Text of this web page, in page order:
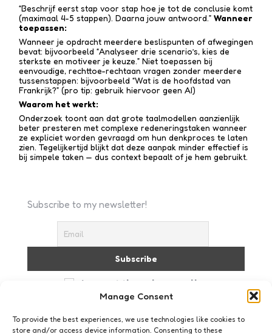
Manage Consent
To provide the best experiences, we use technologies like cookies to
store and/or access device information. Consenting to these
“Beschrijf eerst stap voor stap hoe je tot de conclusie komt
(maximaal 4-5 stappen). Daarna jouw antwoord.” Wanneer
toepassen:
Wanneer je opdracht meerdere beslispunten of afwegingen
bevat: bijvoorbeeld “Analyseer drie scenario’s, kies de
sterkste en motiveer je keuze.” Niet toepassen bij
eenvoudige, rechttoe-recht­aan vragen zonder meerdere
tussen­stappen: bijvoorbeeld “Wat is de hoofdstad van
Frankrijk?” (pro tip: gebruik hiervoor geen AI)
Waarom het werkt:
Onderzoek toont aan dat grote taalmodellen aanzienlijk
beter presteren met complexe redenerings­taken wanneer
ze expliciet worden gevraagd om hun denkproces te laten
zien. Tegelijkertijd blijkt dat deze aanpak minder effectief is
bij simpele taken — dus context bepaalt of je hem gebruikt.
Subscribe to my newsletter!
I accept the privacy policy